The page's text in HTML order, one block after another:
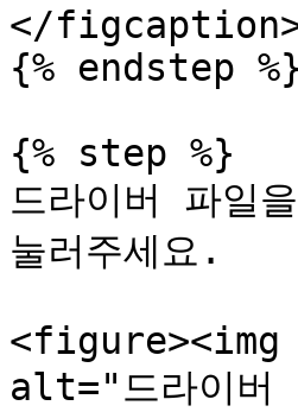
</
{% endstep %}
{% step %}
드라이버 파일
눌러주세요.
<figure><img
alt="드라이